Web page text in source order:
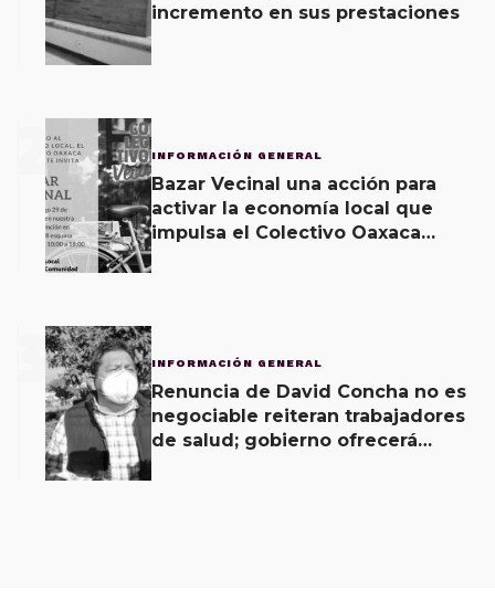
incremento en sus prestaciones
2 INFORMACIÓN GENERAL
Bazar Vecinal una acción para
activar la economía local que
impulsa el Colectivo Oaxaca
3 INFORMACIÓN GENERAL
Renuncia de David Concha no es
negociable reiteran trabajadores
de salud; gobierno ofrecerá